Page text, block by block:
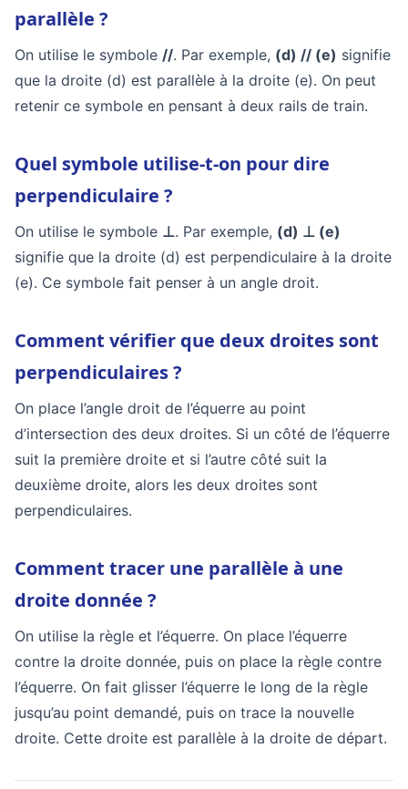
parallèle ?
On utilise le symbole //. Par exemple, (d) // (e) signifie
que la droite (d) est parallèle à la droite (e). On peut
retenir ce symbole en pensant à deux rails de train.
Quel symbole utilise-t-on pour dire
perpendiculaire ?
On utilise le symbole ⊥. Par exemple, (d) ⊥ (e)
signifie que la droite (d) est perpendiculaire à la droite
(e). Ce symbole fait penser à un angle droit.
Comment vérifier que deux droites sont
perpendiculaires ?
On place l’angle droit de l’équerre au point
d’intersection des deux droites. Si un côté de l’équerre
suit la première droite et si l’autre côté suit la
deuxième droite, alors les deux droites sont
perpendiculaires.
Comment tracer une parallèle à une
droite donnée ?
On utilise la règle et l’équerre. On place l’équerre
contre la droite donnée, puis on place la règle contre
l’équerre. On fait glisser l’équerre le long de la règle
jusqu’au point demandé, puis on trace la nouvelle
droite. Cette droite est parallèle à la droite de départ.